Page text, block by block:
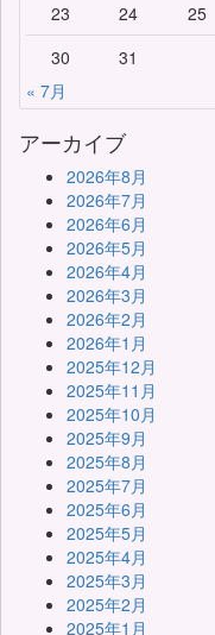
23
24 25
30
31
« 7月
アーカイブ
2026年8月
2026年7月
2026年6月
2026年5月
2026年4月
2026年3月
2026年2月
2026年1月
2025年12月
2025年11月
2025年10月
2025年9月
2025年8月
2025年7月
2025年6月
2025年5月
2025年4月
2025年3月
2025年2月
2025年1月